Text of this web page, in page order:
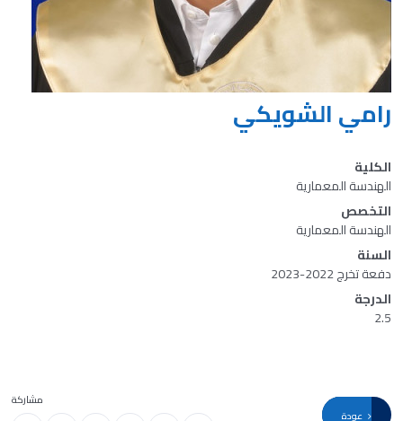
رامي الشويكي
الكلية
الهندسة المعمارية
التخصص
الهندسة المعمارية
السنة
دفعة تخرج 2022-2023
الدرجة
2.5
مشاركة